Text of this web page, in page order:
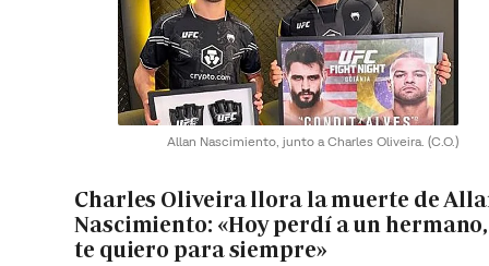
Allan Nascimiento, junto a Charles Oliveira. (C.O.)
Charles Oliveira llora la muerte de
Nascimiento: «Hoy perdí a un hermano,
te quiero para siempre»